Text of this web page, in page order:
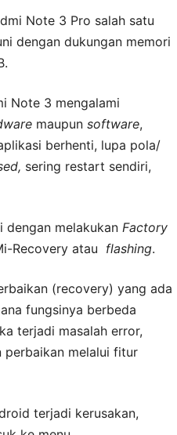
Note 3 Pro salah satu
dengan dukungan memori
Note 3 mengalami
maupun software,
berhenti, lupa pola/
sering restart sendiri,
dengan melakukan Factory
Recovery atau flashing.
(recovery) yang ada
fungsinya berbeda
terjadi masalah error,
perbaikan melalui fitur
terjadi kerusakan,